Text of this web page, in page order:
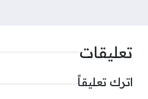
تعليقات
اترك تعليقاً